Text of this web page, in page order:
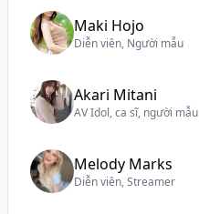
Maki Hojo
Diễn viên, Người mẫu
Akari Mitani
AV Idol, ca sĩ, người mẫu
Melody Marks
Diễn viên, Streamer